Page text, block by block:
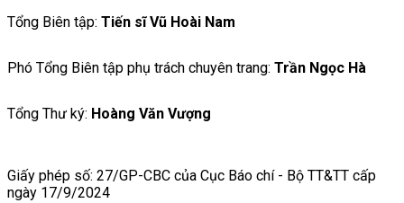
Tổng Biên tập: Tiến sĩ Vũ Hoài Nam
Phó Tổng Biên tập phụ trách chuyên trang: Trần Ngọc Hà
Tổng Thư ký: Hoàng Văn Vượng
Giấy phép số: 27/GP-CBC của Cục Báo chí - Bộ TT&TT cấp
ngày 17/9/2024